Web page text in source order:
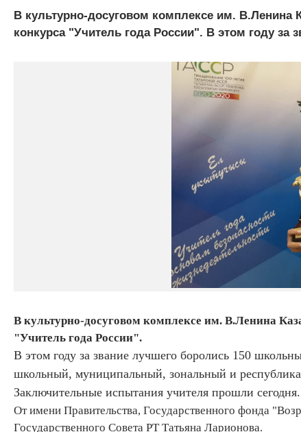
В культурно-досуговом комплексе им. В.Ленина
конкурса "Учитель года России". В этом году за
В культурно-досуговом комплексе им. В.Ленина
"Учитель года России".
В этом году за звание лучшего боролись 150
школьный, муниципальный, зональный и
Заключительные испытания учителя прошли сегодня.
От имени Правительства, Государственного фонда
Государственного Совета РТ Татьяна Ларионова.